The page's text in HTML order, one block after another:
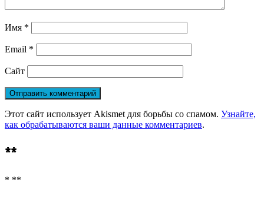
Имя *
Email *
Сайт
Этот сайт использует Akismet для борьбы со спамом. Узнайте,
как обрабатываются ваши данные комментариев.
**
* **